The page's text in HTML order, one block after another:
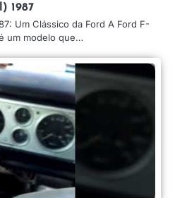
1987
Um Clássico da Ford A Ford F-
um modelo que…